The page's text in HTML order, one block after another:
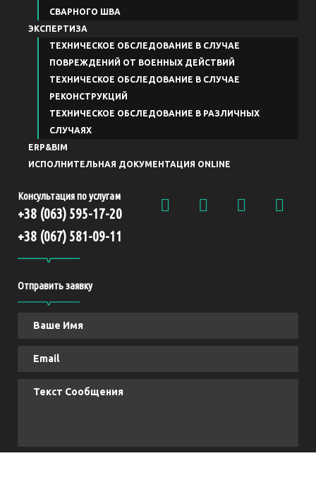
СВАРНОГО ШВА
ЭКСПЕРТИЗА
ТЕХНИЧЕСКОЕ ОБСЛЕДОВАНИЕ В СЛУЧАЕ
ПОВРЕЖДЕНИЙ ОТ ВОЕННЫХ ДЕЙСТВИЙ
ТЕХНИЧЕСКОЕ ОБСЛЕДОВАНИЕ В СЛУЧАЕ
РЕКОНСТРУКЦИЙ
ТЕХНИЧЕСКОЕ ОБСЛЕДОВАНИЕ В РАЗЛИЧНЫХ
СЛУЧАЯХ
ERP&BIM
ИСПОЛНИТЕЛЬНАЯ ДОКУМЕНТАЦИЯ ONLINE
Консультация по услугам
+38 (063) 595-17-20
+38 (067) 581-09-11
Отправить заявку